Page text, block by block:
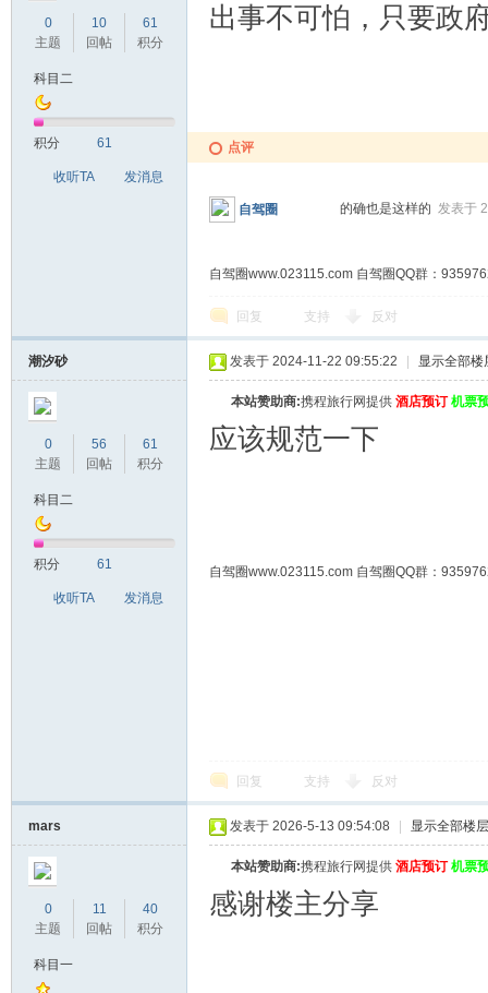
0
主题
10
回帖
61
积分
科目二
积分 61
收听TA 发消息
出事不可怕，只要政
点评
自驾圈 的确也是这样的 发表于
自驾圈www.023115.com 自驾圈QQ群：
回复 支持 反对
潮汐砂
0
主题
56
回帖
61
积分
科目二
积分 61
收听TA 发消息
发表于 2024-11-22 09:55:22 显示全部楼
本站赞助商:携程旅行网提供 酒店预订 机票
应该规范一下
自驾圈www.023115.com 自驾圈QQ群：
回复 支持 反对
mars
0
主题
11
回帖
40
积分
科目一
发表于 2026-5-13 09:54:08 显示全部楼层
本站赞助商:携程旅行网提供 酒店预订 机票
感谢楼主分享